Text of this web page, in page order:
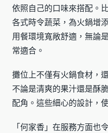
依照自己的口味來搭配。
各式時令蔬菜，為火鍋增
用餐環境寬敞舒適，無論
常適合。
攤位上不僅有火鍋食材，
不論是清爽的果汁還是酥
配角。這些細心的設計，
「何家香」在服務方面也